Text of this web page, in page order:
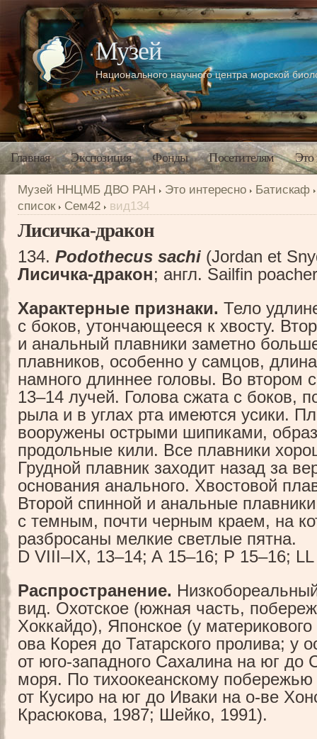
Музей
Национального научного центра морской
Главная Экспозиция Фонды Посетителям Это
Музей ННЦМБ ДВО РАН Это интересно
Батискаф
список
Сем42 вид134
Лисичка-дракон
134. Podothecus sachi (Jordan et
Лисичка-дракон; англ. Sailfin poacher
Характерные признаки. Тело
с боков, утончающееся к хвосту.
и анальный плавники заметно
плавников, особенно у самцов,
намного длиннее головы. Во втором
13–14 лучей. Голова сжата с боков,
рыла и в углах рта имеются усики.
вооружены острыми шипиками,
продольные кили. Все плавники
Грудной плавник заходит назад за
основания анального. Хвостовой
Второй спинной и анальные
с темным, почти черным краем, на
разбросаны мелкие светлые пятна.
D VIII–IX, 13–14; A 15–16; P 15–16;
Распространение.
вид. Охотское (южная часть,
Хоккайдо), Японское (у
ова Корея до Татарского пролива; у
от юго-западного Сахалина на юг до
моря. По тихоокеанскому побережью
от Кусиро на юг до Иваки на о-ве
Красюкова, 1987; Шейко, 1991).